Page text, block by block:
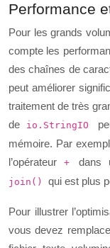
Performance
Pour les grands
compte les
des chaînes de
peut améliorer
traitement de très
de
io.StringIO
mémoire. Par
l’opérateur +dans
join() qui est plus
Pour illustrer
vous devez